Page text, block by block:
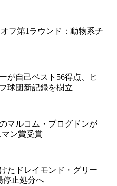
フ第1ラウンド：動物系チ
が自己ベスト56得点、ヒ
球団新記録を樹立
マルコム・ブログドンが
マン賞受賞
たドレイモンド・グリー
停止処分へ